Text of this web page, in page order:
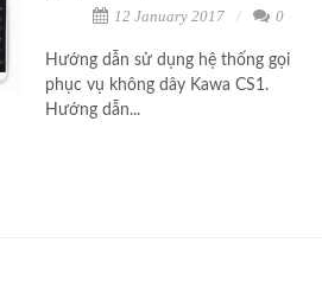
12 January 2017 0
Hướng dẫn sử dụng hệ thống gọi
phục vụ không dây Kawa CS1.
Hướng dẫn...